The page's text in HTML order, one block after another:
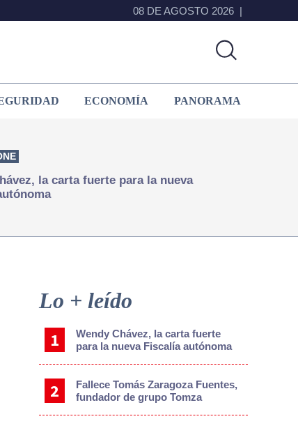
08 DE AGOSTO 2026
ECONOMÍA PANORAMA
la carta fuerte para la nueva
Sidebar
Lo + leído
Wendy Chávez, la carta fuerte
para la nueva Fiscalía autónoma
Fallece Tomás Zaragoza Fuentes,
fundador de grupo Tomza